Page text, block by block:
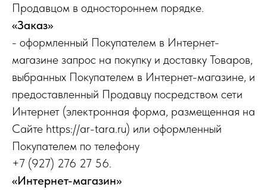
Продавцом в одностороннем порядке.
«Заказ»
- оформленный Покупателем в Интернет-
магазине запрос на покупку и доставку Товаров,
выбранных Покупателем в Интернет-магазине, и
предоставленный Продавцу посредством сети
Интернет (электронная форма, размещенная на
Сайте https://ar-tara.ru) или оформленный
Покупателем по телефону
+7 (927) 276 27 56.
«Интернет-магазин»